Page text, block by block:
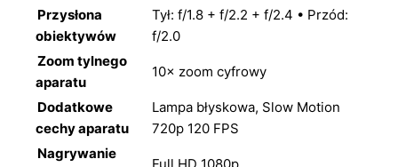
Przysłona
obiektywów
Tył: f/1.8 + f/2.2 + f/2.4 • Przód:
f/2.0
Zoom tylnego
aparatu
10× zoom cyfrowy
Dodatkowe
cechy aparatu
Lampa błyskowa, Slow Motion
720p 120 FPS
Nagrywanie